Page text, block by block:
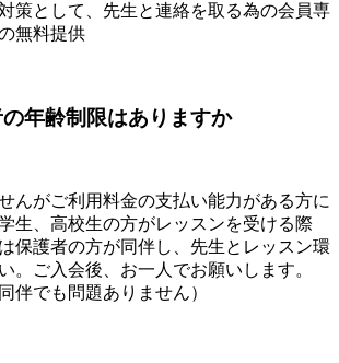
策として、先生と連絡を取る為の会員専
無料提供
年齢制限はありますか
んがご利用料金の支払い能力がある方に
生、高校生の方がレッスンを受ける際
保護者の方が同伴し、先生とレッスン環
。ご入会後、お一人でお願いします。
伴でも問題ありません）